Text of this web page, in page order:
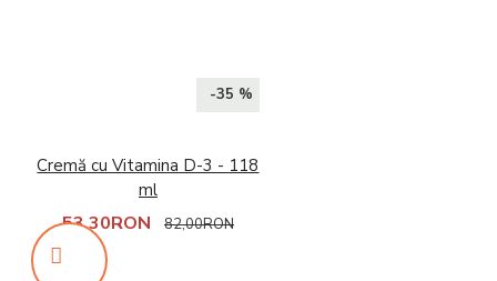
-35 %
Cremă cu Vitamina D-3 - 118
ml
53,30RON 82,00RON